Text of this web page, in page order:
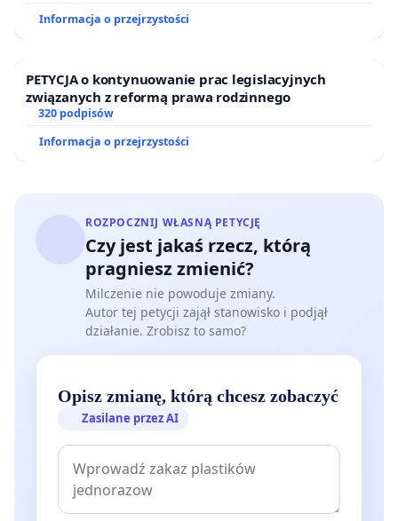
powodować pogorszenie jakości wody,
zwróciła się również o informację, czy zaplanowano
już wiosenne czyszczenie Potoku Bielańskiego oraz
o pilne podjęcie takich działań, jeśli nie zostały one
hydrologicznej Potoku Bielańskiego
przepływającego przez Park Chomicza radny
Marcin Włodarczyk wskazał, że mieszkańcy
Chomiczówki obserwują brak wody w korycie
potoku oraz oczekują działań naprawczych. Zwrócił
również uwagę na konieczność wypracowania
potoku oraz retencjonowanie wody, tak aby
ograniczyć skutki suszy i zapobiec dalszej
degradacji cieku.
Na problem zwrócił uwagę również radny Dzielnicy
Bielany Radosław Sroczyński, który w interpelacji z
Informacja o przejrzystości
PETYCJA o kontynuowanie prac legislacyjnych
związanych z reformą prawa rodzinnego
320 podpisów
Informacja o przejrzystości
ROZPOCZNIJ WŁASNĄ PETYCJĘ
Czy jest jakaś rzecz, którą
pragniesz zmienić?
Milczenie nie powoduje zmiany.
Autor tej petycji zajął stanowisko i podjął
działanie. Zrobisz to samo?
Opisz zmianę, którą chcesz zobaczyć
Zasilane przez AI